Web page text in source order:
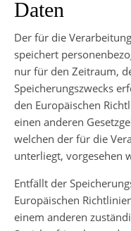
Daten
Der für die
speichert
nur für den Zeitraum,
Speicherungszwecks
den Europäischen
einen anderen
welchen der für die
unterliegt, vorgesehen
Entfällt der
Europäischen
einem anderen